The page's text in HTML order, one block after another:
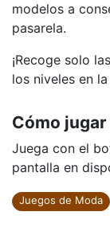
modelos a
pasarela.
¡Recoge solo
los niveles en
Cómo
Juega con el
pantalla en
Juegos de Moda